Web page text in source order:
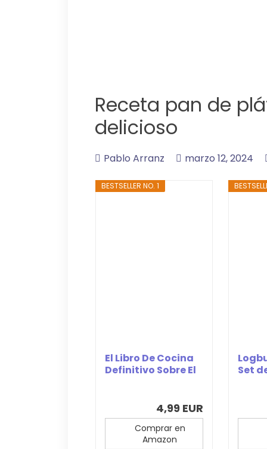
Receta pan de
delicioso
Pablo Arranz marzo 12, 2024
BESTSELLER NO. 1
El Libro De Cocina
Definitivo Sobre El
4,99 EUR
Comprar en
Amazon
Set